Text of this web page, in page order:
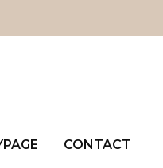
CONTACT